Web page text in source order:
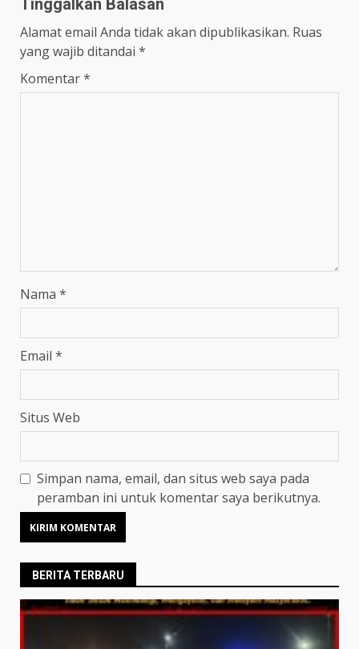
Tinggalkan Balasan
Alamat email Anda tidak akan dipublikasikan. Ruas
yang wajib ditandai *
Komentar*
Nama *
Email *
Situs Web
Simpan nama, email, dan situs web saya pada
peramban ini untuk komentar saya berikutnya.
BERITA TERBARU